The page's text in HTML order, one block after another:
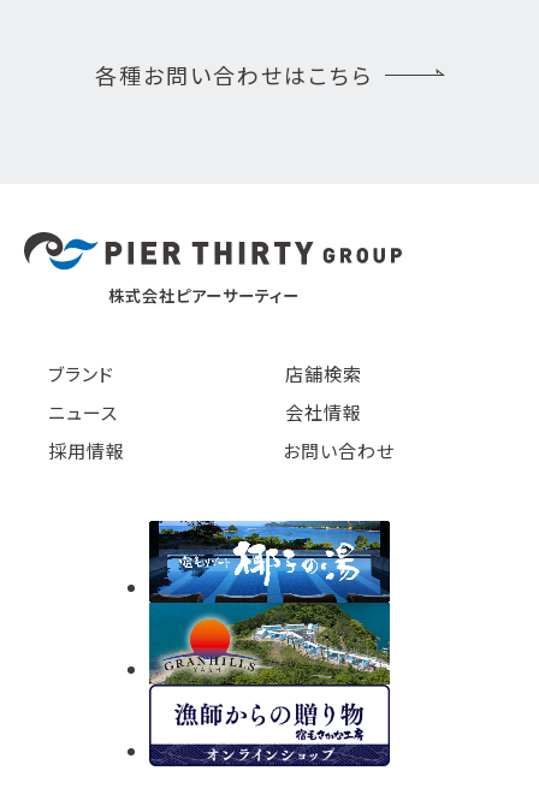
各種お問い合わせはこちら
株式会社ピアーサーティー
ブランド
店舗検索
ニュース
会社情報
採用情報
お問い合わせ